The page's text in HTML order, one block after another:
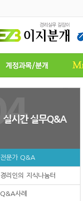
전문가 Q&A
경리인의 지식나눔터
Q&A사례